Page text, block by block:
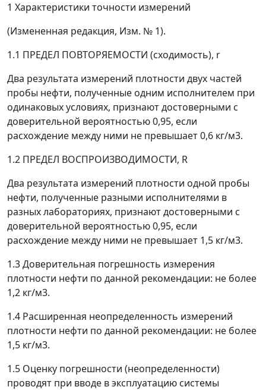
1 Характеристики точности измерений
(Измененная редакция, Изм. № 1).
1.1 ПРЕДЕЛ ПОВТОРЯЕМОСТИ (сходимость), r
Два результата измерений плотности двух частей
пробы нефти, полученные одним исполнителем при
одинаковых условиях, признают достоверными с
доверительной вероятностью 0,95, если
расхождение между ними не превышает 0,6 кг/м3.
1.2 ПРЕДЕЛ ВОСПРОИЗВОДИМОСТИ, R
Два результата измерений плотности одной пробы
нефти, полученные разными исполнителями в
разных лабораториях, признают достоверными с
доверительной вероятностью 0,95, если
расхождение между ними не превышает 1,5 кг/м3.
1.3 Доверительная погрешность измерения
плотности нефти по данной рекомендации: не более
1,2 кг/м3.
1.4 Расширенная неопределенность измерений
плотности нефти по данной рекомендации: не более
1,5 кг/м3.
1.5 Оценку погрешности (неопределенности)
проводят при вводе в эксплуатацию системы